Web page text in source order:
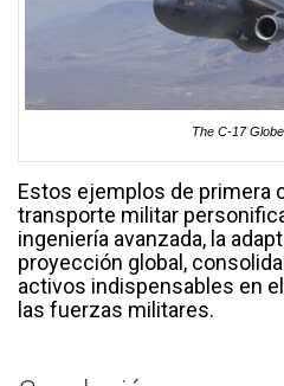
The C-17
Estos ejemplos de primera
transporte militar
ingeniería avanzada, la
proyección global,
activos indispensables en
las fuerzas militares.